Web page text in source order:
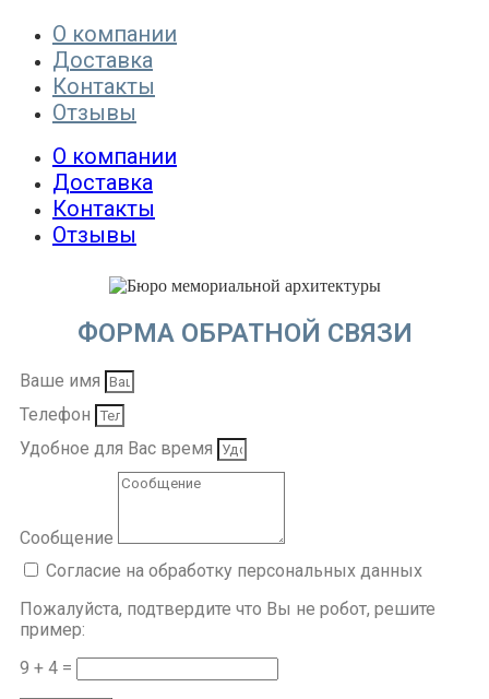
О компании
Доставка
Контакты
Отзывы
О компании
Доставка
Контакты
Отзывы
ФОРМА ОБРАТНОЙ СВЯЗИ
Ваше имя
Телефон
Удобное для Вас время
Сообщение
Согласие на обработку персональных данных
Пожалуйста, подтвердите что Вы не робот, решите
пример:
9 + 4 =